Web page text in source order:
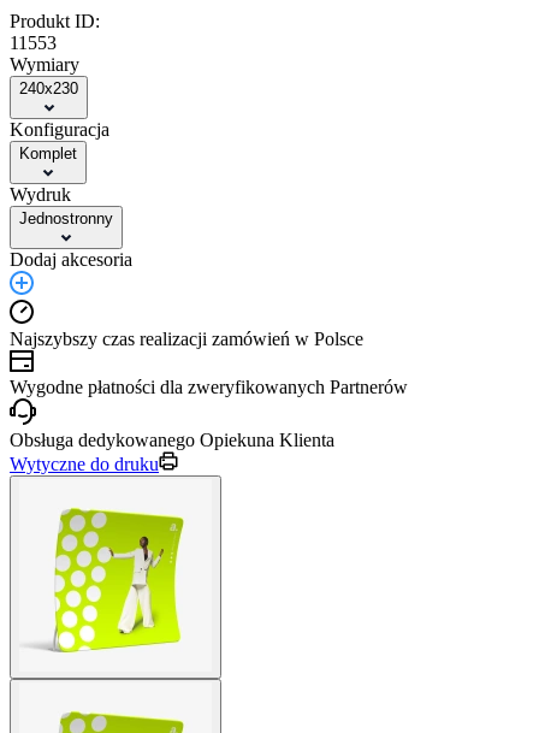
Produkt ID:
11553
Wymiary
240x230
Konfiguracja
Komplet
Wydruk
Jednostronny
Dodaj akcesoria
Najszybszy czas realizacji zamówień w Polsce
Wygodne płatności dla zweryfikowanych Partnerów
Obsługa dedykowanego Opiekuna Klienta
Wytyczne do druku